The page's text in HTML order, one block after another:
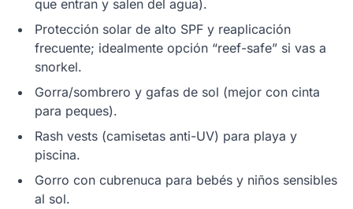
que entran y salen del agua).
Protección solar de alto SPF y reaplicación
frecuente; idealmente opción “reef-safe” si vas a
snorkel.
Gorra/sombrero y gafas de sol (mejor con cinta
para peques).
Rash vests (camisetas anti-UV) para playa y
piscina.
Gorro con cubrenuca para bebés y niños sensibles
al sol.